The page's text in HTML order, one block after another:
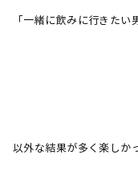
「一緒に飲みに行きた
以外な結果が多く楽しか